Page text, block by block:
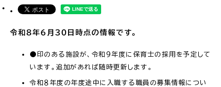
For Foreigners
令和８年６月３０ 日時点の情報です。
●印のある施設が、令和９年度に保育士の採用を予定して
います。追加があれば随時更新します。
令和８年度の年度途中に入職する職員の募集情報につい